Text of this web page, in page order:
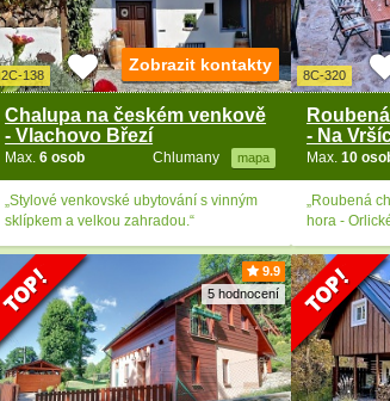
2C-138
Chalupa na českém venkově
- Vlachovo Březí
Chlumany mapa
Max.6 osob
Zobrazit kontakty
„Stylové venkovské ubytování s vinným
sklípkem a velkou zahradou.“
8C-320
- Na
Max. 10
„Roubená
hora -
9.9
5 hodnocení